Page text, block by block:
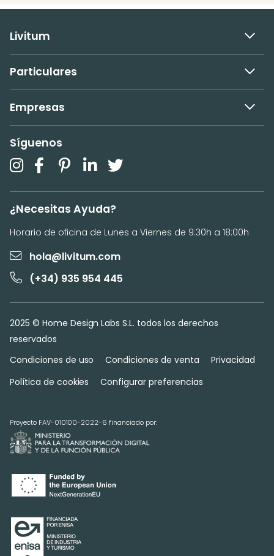
Livitum
Particulares
Empresas
Síguenos
¿Necesitas Ayuda?
Horario de oficina de Lunes a Viernes de 9:30h a 18:00h
hola@livitum.com
(+34) 935 954 445
2025 © Home Design Labs S.L. todos los derechos
reservados
Condiciones de uso
Condiciones de venta
Privacidad
Política de cookies
Configurar preferencias
Proyecto FAV-010100-2022-6 financiado por: